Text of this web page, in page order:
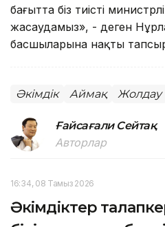
бағытта біз тиісті
жасаудамыз», - деген
басшыларына нақты
Әкімдік Аймақ Жолдау
Ғайсағали Сейтақ
Авторлар
16:34, 08 Тамыз 2026
Әкімдіктер